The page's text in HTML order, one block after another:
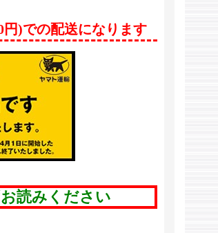
)での配送になります
読みください